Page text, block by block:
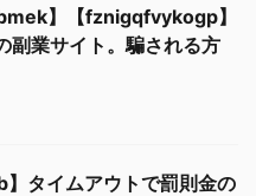
】【fznigqfvykogp】
副業サイト。騙される方
】タイムアウトで罰則金の